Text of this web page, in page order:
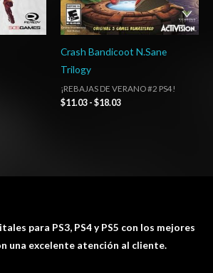
Crash Bandicoot N.Sane
Trilogy
¡REBAJAS DE VERANO #2 PS4!
$11.03 - $18.03
para PS3, PS4 y PS5 con los mejores
una excelente atención al cliente.